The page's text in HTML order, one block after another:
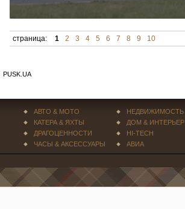
страница: 1 2 3 4 5 6 7 8 9 10
PUSK.UA
АВТО & МОТО
КАТЕРА & ЯХТЫ
ДРАГОЦЕННОСТИ
ЧАСЫ & АКСЕССУАРЫ
НЕДВИЖИМОСТЬ
ДОМ & ИНТЕРЬЕР
HI-TECH
АВИА